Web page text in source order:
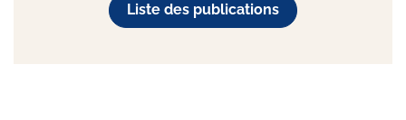
Liste des publications